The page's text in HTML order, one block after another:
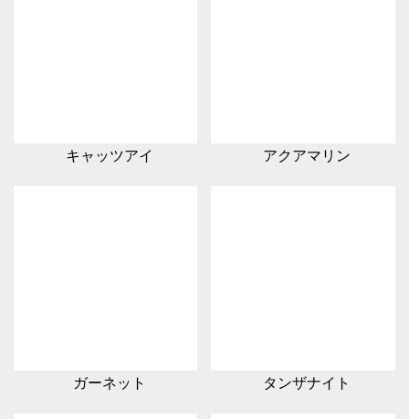
キャッツアイ アクアマリン
ガーネット タンザナイト